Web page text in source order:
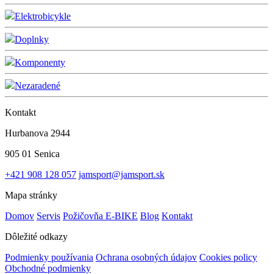
Elektrobicykle
Doplnky
Komponenty
Nezaradené
Kontakt
Hurbanova 2944
905 01 Senica
+421 908 128 057 jamsport@jamsport.sk
Mapa stránky
Domov Servis Požičovňa E-BIKE Blog Kontakt
Dôležité odkazy
Podmienky používania Ochrana osobných údajov Cookies policy
Obchodné podmienky